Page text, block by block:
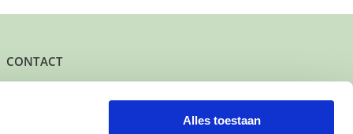
Alles toestaan
CONTACT
Het kantoor- en postadres van Buurtgezinnen is: